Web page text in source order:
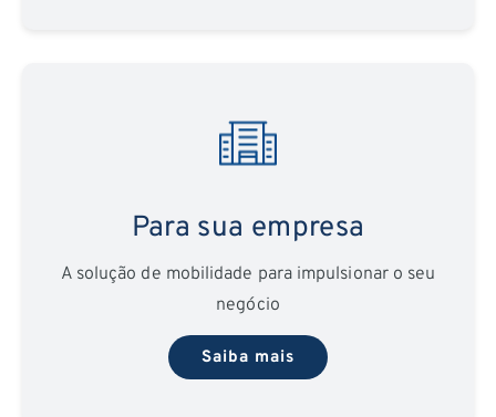
Para sua empresa
A solução de mobilidade para impulsionar o seu
negócio
Saiba mais